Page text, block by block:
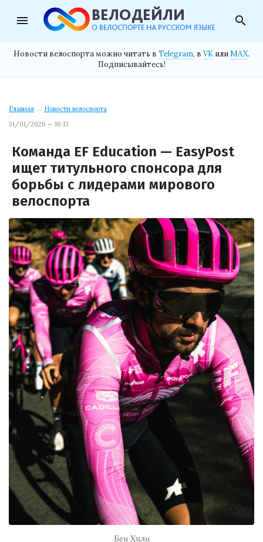
menu search
Новости велоспорта можно читать в Telegram, в VK илиMAX.
Подписывайтесь!
Главная → Новости велоспорта
31/01/2026 — 16:13
Команда EF Education — EasyPost
ищет титульного спонсора для
борьбы с лидерами мирового
велоспорта
Бен Хили